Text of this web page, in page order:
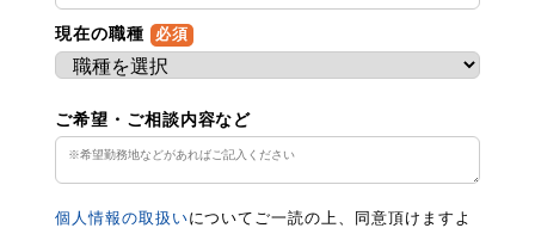
現在の職種 必須
ご希望・ご相談内容など
個人情報の取扱いについてご一読の上、同意頂けますよ